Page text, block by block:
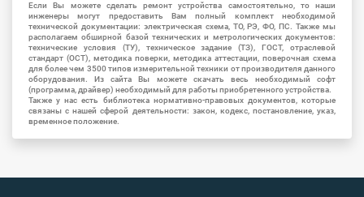
Если Вы можете сделать ремонт устройства самостоятельно, то наши
инженеры могут предоставить Вам полный комплект необходимой
технической документации: электрическая схема, ТО, РЭ, ФО, ПС. Также мы
располагаем обширной базой технических и метрологических документов:
технические условия (ТУ), техническое задание (ТЗ), ГОСТ, отраслевой
стандарт (ОСТ), методика поверки, методика аттестации, поверочная схема
для более чем 3500 типов измерительной техники от производителя данного
оборудования. Из сайта Вы можете скачать весь необходимый софт
(программа, драйвер) необходимый для работы приобретенного устройства.
Также у нас есть библиотека нормативно-правовых документов, которые
связаны с нашей сферой деятельности: закон, кодекс, постановление, указ,
временное положение.